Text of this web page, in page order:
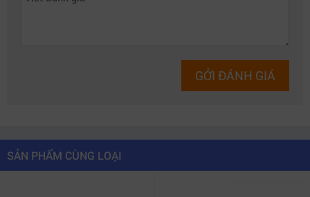
GỞI ĐÁNH GIÁ
SẢN PHẨM CÙNG LOẠI